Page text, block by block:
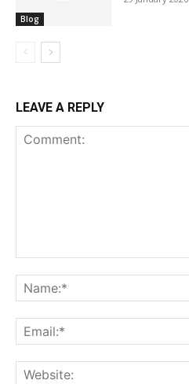
Blog
LEAVE A REPLY